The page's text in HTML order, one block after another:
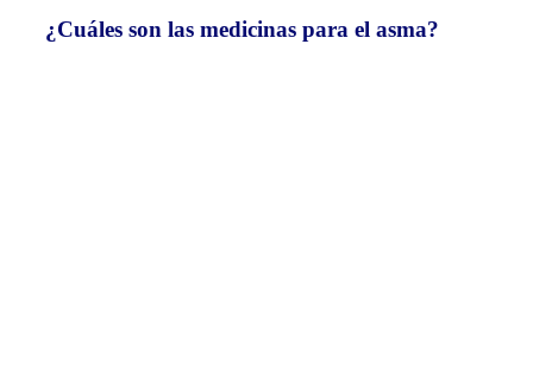
¿Cuáles son las medicinas para el asma?